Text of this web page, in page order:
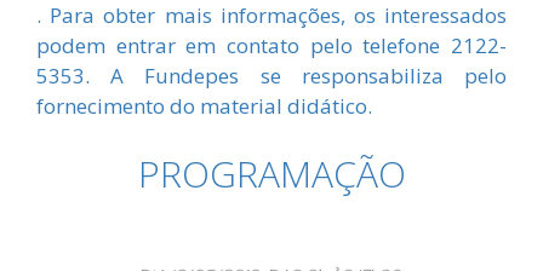
. Para obter mais informações, os interessados
podem entrar em contato pelo telefone 2122-
5353. A Fundepes se responsabiliza pelo
fornecimento do material didático.
PROGRAMAÇÃO